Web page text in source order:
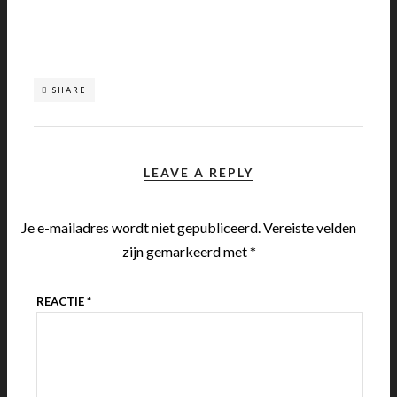
SHARE
LEAVE A REPLY
Je e-mailadres wordt niet gepubliceerd.Vereiste velden
zijn gemarkeerd met*
REACTIE*